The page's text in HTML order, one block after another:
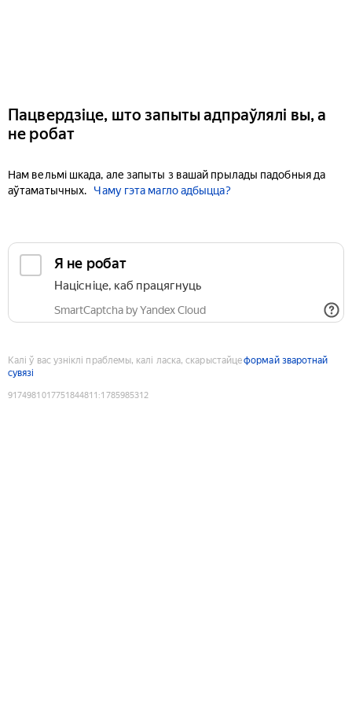
Пацвердзіце, што запыты адпраўлялі вы, а
не робат
Нам вельмі шкада, але запыты з вашай прылады падобныя да
аўтаматычных.
Чаму гэта магло адбыцца?
Я не робат
Націсніце, каб працягнуць
SmartCaptcha by Yandex Cloud
Калі ў вас узніклі праблемы, калі ласка, скарыстайцеформай зваротнай
сувязі
9174981017751844811 :1785985312